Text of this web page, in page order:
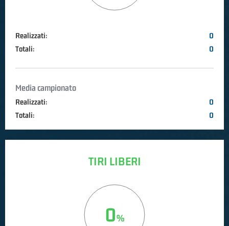
Realizzati:
0
Totali:
0
Media campionato
Realizzati:
0
Totali:
0
TIRI LIBERI
0